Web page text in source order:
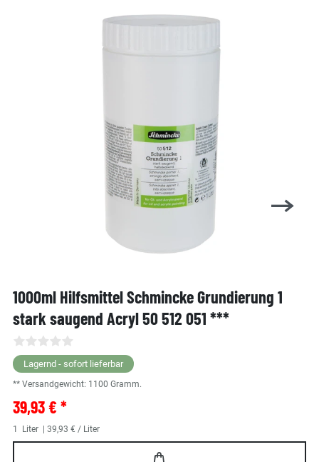
1000ml Hilfsmittel Schmincke Grundierung 1
stark saugend Acryl 50 512 051 ***
Lagernd - sofort lieferbar
** Versandgewicht: 1100 Gramm.
39,93 € *
1 Liter | 39,93 € / Liter